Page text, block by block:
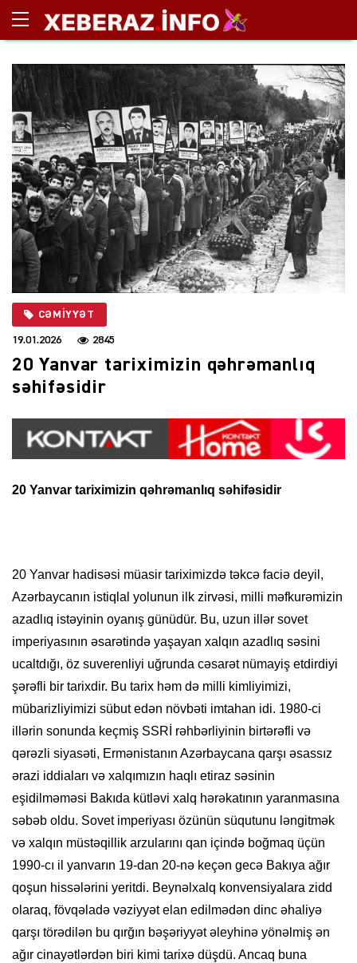
CƏMIYYƏT
19.01.2026 2845
20 Yanvar tariximizin qəhrəmanlıq
səhifəsidir
20 Yanvar tariximizin qəhrəmanlıq səhifəsidir
20 Yanvar hadisəsi müasir tariximizdə təkcə faciə deyil,
Azərbaycanın istiqlal yolunun ilk zirvəsi, milli məfkurəmizin
azadlıq istəyinin oyanış günüdür. Bu, uzun illər sovet
imperiyasının əsarətində yaşayan xalqın azadlıq səsini
ucaltdığı, öz suverenliyi uğrunda cəsarət nümayiş etdirdiyi
şərəfli bir tarixdir. Bu tarix həm də milli kimliyimizi,
mübarizliyimizi sübut edən növbəti imtahan idi. 1980-ci
illərin sonunda keçmiş SSRİ rəhbərliyinin birtərəfli və
qərəzli siyasəti, Ermənistanın Azərbaycana qarşı əsassız
ərazi iddiaları və xalqımızın haqlı etiraz səsinin
eşidilməməsi Bakıda kütləvi xalq hərəkatının yaranmasına
səbəb oldu. Sovet imperiyası özünün süqutunu ləngitmək
və xalqın müstəqillik arzularını qan içində boğmaq üçün
1990-cı il yanvarın 19-dan 20-nə keçən gecə Bakıya ağır
qoşun hissələrini yeritdi. Beynəlxalq konvensiyalara zidd
olaraq, fövqəladə vəziyyət elan edilmədən dinc əhaliyə
qarşı törədilən bu qırğın bəşəriyyət əleyhinə yönəlmiş ən
ağır cinayətlərdən biri kimi tarixə düşdü. Ancaq buna